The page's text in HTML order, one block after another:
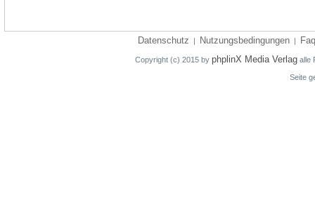
Datenschutz | Nutzungsbedingungen | Faq
Copyright (c) 2015 by phplinX Media Verlag alle
Seite